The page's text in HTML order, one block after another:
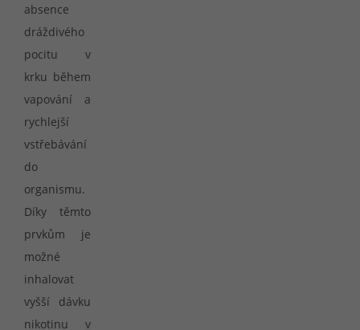
absence
dráždivého
pocitu v
krku během
vapování a
rychlejší
vstřebávání
do
organismu.
Díky těmto
prvkům je
možné
inhalovat
vyšší dávku
nikotinu v